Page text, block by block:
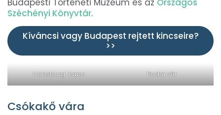
Budapesti Történeti Múzeum és az Országos
Széchényi Könyvtár.
Kíváncsi vagy Budapest rejtett kincseire?
>>
Habsburg-kapu Budai vár
Csókakő vára